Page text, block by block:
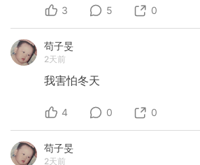
3 5 0
苟子旻
2天前
我害怕冬天
4 0 0
苟子旻
2天前